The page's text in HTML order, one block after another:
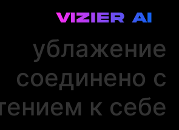
собственное
ублажение
соединено с
к себе